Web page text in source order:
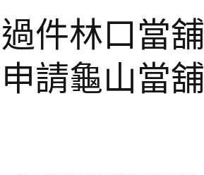
件林口當舖
請龜山當舖